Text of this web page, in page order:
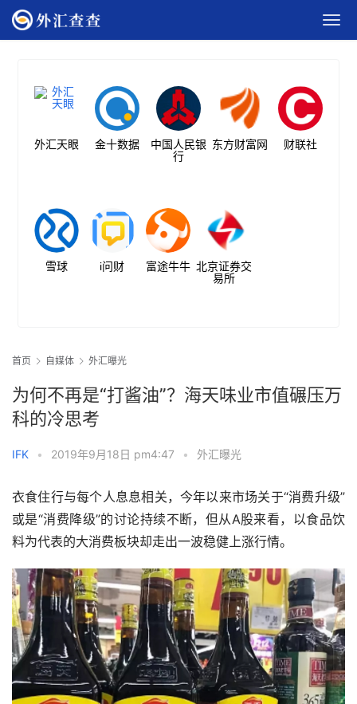
外汇天眼 金十数据
中国人民银
行
东方财富网 财联社
雪球 i问财 富途牛牛 北京证券交
易所
首页 自媒体 外汇曝光
为何不再是“打酱油”？海天味业市值碾压万
科的冷思考
IFK • 2019年9月18日 pm4:47 • 外汇曝光
衣食住行与每个人息息相关，今年以来市场关于“消费升级”
或是“消费降级”的讨论持续不断，但从A股来看，以食品饮
料为代表的大消费板块却走出一波稳健上涨行情。